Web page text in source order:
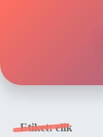
Etiket:elik